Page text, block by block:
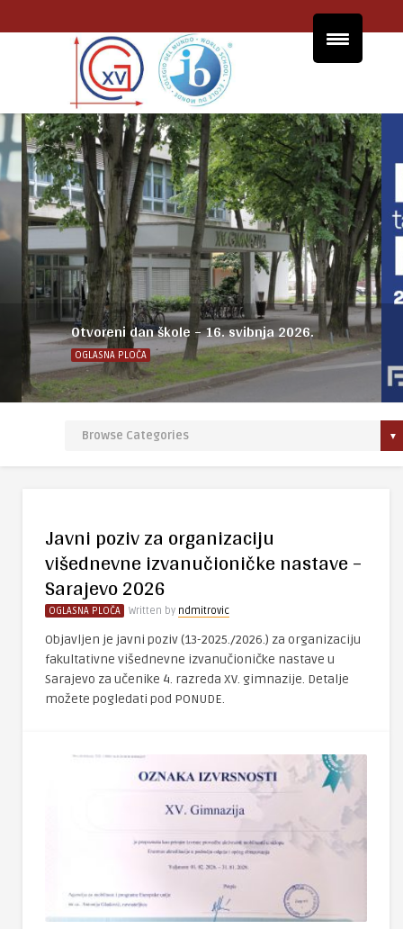
Otvoreni dan škole – 16. svibnja 2026.
OGLASNA PLOČA
Javni poziv za organizaciju
višednevne izvanučioničke nastave –
Sarajevo 2026
OGLASNA PLOČA Written by ndmitrovic
Objavljen je javni poziv (13-2025./2026.) za organizaciju
fakultativne višednevne izvanučioničke nastave u
Sarajevo za učenike 4. razreda XV. gimnazije. Detalje
možete pogledati pod PONUDE.